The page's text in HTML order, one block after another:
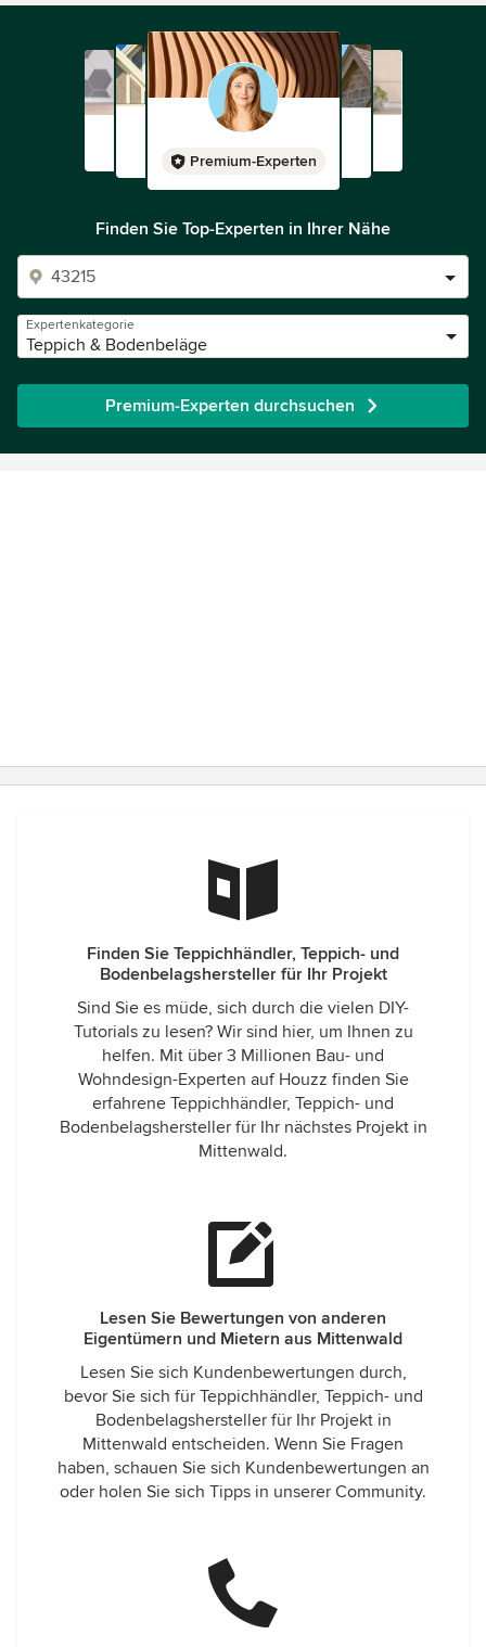
Premium-Experten
Finden Sie Top-Experten in Ihrer Nähe
Expertenkategorie
Teppich & Bodenbeläge
Premium-Experten durchsuchen
Finden Sie Teppichhändler, Teppich- und
Bodenbelagshersteller für Ihr Projekt
Sind Sie es müde, sich durch die vielen DIY-
Tutorials zu lesen? Wir sind hier, um Ihnen zu
helfen. Mit über 3 Millionen Bau- und
Wohndesign-Experten auf Houzz finden Sie
erfahrene Teppichhändler, Teppich- und
Bodenbelagshersteller für Ihr nächstes Projekt in
Mittenwald.
Lesen Sie Bewertungen von anderen
Eigentümern und Mietern aus Mittenwald
Lesen Sie sich Kundenbewertungen durch,
bevor Sie sich für Teppichhändler, Teppich- und
Bodenbelagshersteller für Ihr Projekt in
Mittenwald entscheiden. Wenn Sie Fragen
haben, schauen Sie sich Kundenbewertungen an
oder holen Sie sich Tipps in unserer Community.